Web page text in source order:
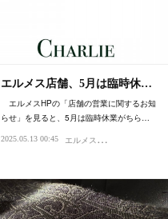
税金 商売・ビジネス 国際
エルメス店舗、5月は臨時休…
エルメスHPの「店舗の営業に関するお知
らせ」を見ると、5月は臨時休業がちら…
2025.05.13 00:45 エ
ルメス・エルパト・ロレックス